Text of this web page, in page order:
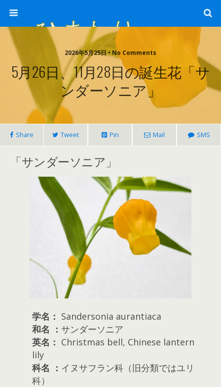
ひまわり畑 sunflower-field
2026年5月25日 • No Comments
5月26日、11月28日の誕生花「サ
ンダーソニア」
Share Tweet Pin Mail SMS
「サンダーソニア」
学名： Sandersonia aurantiaca
和名 ： サンダーソニア
英名： Christmas bell, Chinese lantern
lily
科名 ： イヌサフラン科（旧分類ではユリ
科）